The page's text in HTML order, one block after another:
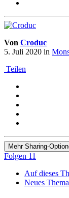
Von Croduc
5. Juli 2020 in
Teilen
Mehr Sharing-
Folgen 11
Auf dieses
Neues